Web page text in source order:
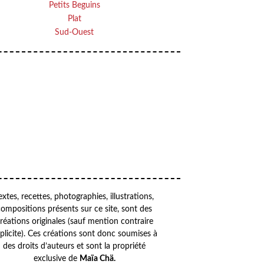
Petits Beguins
Plat
Sud-Ouest
recettes, photographies, illustrations,
présents sur ce site, sont des
originales (sauf mention contraire
Ces créations sont donc soumises à
des droits d’auteurs et sont la propriété
exclusive de Maïa Chä.